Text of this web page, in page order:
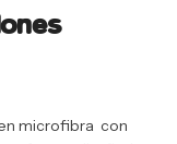
microfibra con